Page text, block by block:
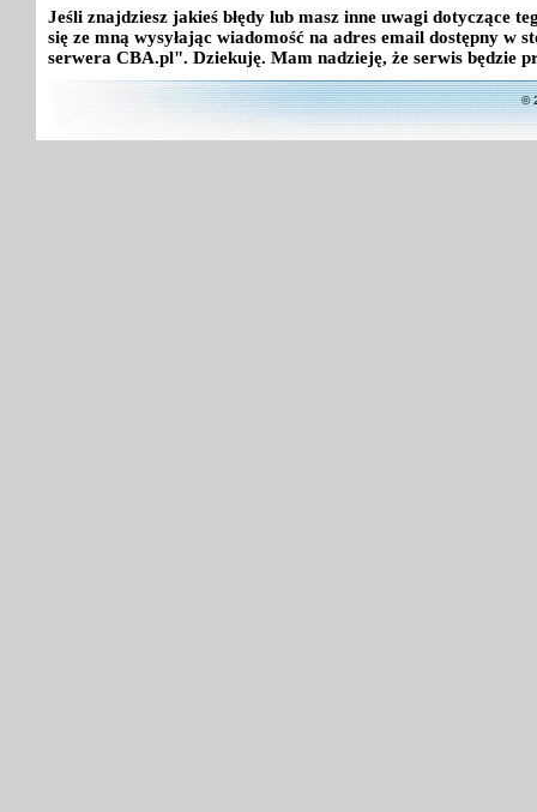
Jeśli znajdziesz jakieś błędy lub masz inne uwagi dotyczące
się ze mną wysyłając wiadomość na adres email dostępny
serwera CBA.pl". Dziekuję. Mam nadzieję, że serwis będzie
©